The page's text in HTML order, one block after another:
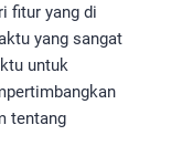
fitur yang di
yang sangat
untuk
tentang